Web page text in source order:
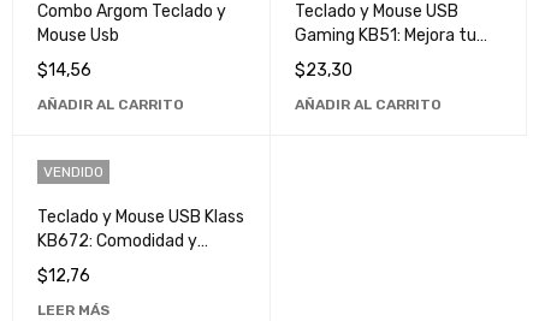
Combo Argom Teclado y
Mouse Usb
$14,56
AÑADIR AL CARRITO
Teclado y Mouse USB
Gaming KB51: Mejora tu
Experiencia de Juego con
Alta Velocidad y Precisión
$23,30
AÑADIR AL CARRITO
VENDIDO
Teclado y Mouse USB Klass
KB672: Comodidad y
Eficiencia para tu
Computadora
$12,76
LEER MÁS